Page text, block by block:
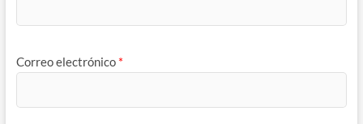
Correo electrónico *